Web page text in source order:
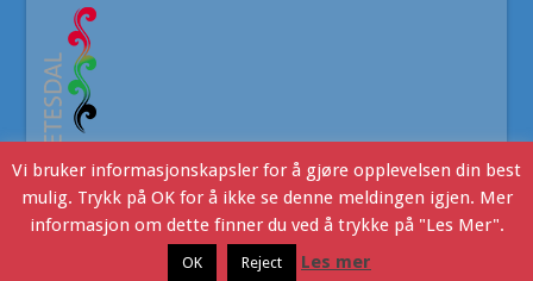
- Copyright © 2016. Webdesign v/JHR Produksjon
Vi bruker informasjonskapsler for å gjøre opplevelsen din best
mulig. Trykk på OK for å ikke se denne meldingen igjen. Mer
informasjon om dette finner du ved å trykke på "Les Mer".
OK Reject Les mer